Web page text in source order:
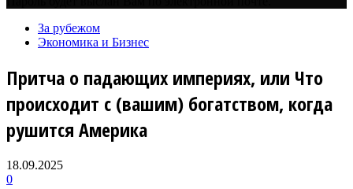
За рубежом
Экономика и Бизнес
Притча о падающих империях, или Что
происходит с (вашим) богатством, когда
рушится Америка
18.09.2025
0